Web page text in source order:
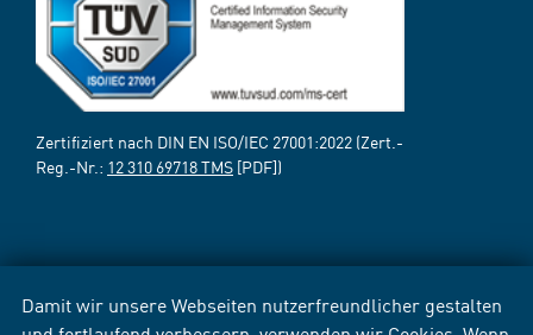
Damit wir unsere Webseiten nutzerfreundlicher gestalten
Zertifiziert nach DIN EN ISO/IEC 27001:2022 (Zert.-
Reg.-Nr.: 12 310 69718 TMS [PDF])